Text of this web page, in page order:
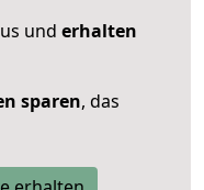
und erhalten
sparen, das